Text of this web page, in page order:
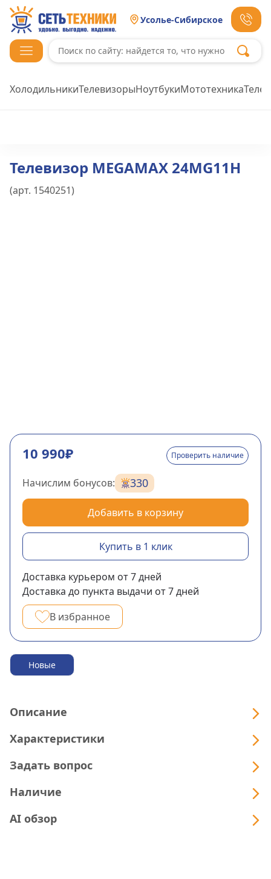
Усолье-Сибирское
ХолодильникиТелевизорыНоутбукиМототехника
Телевизор MEGAMAX 24MG11H
(арт. 1540251)
10 990₽ Проверить наличие
Начислим бонусов: 330
Добавить в корзину
Купить в 1 клик
Доставка курьером от 7дней
Доставка до пункта выдачи от 7дней
В избранное
Новые
Описание
Характеристики
Задать вопрос
Наличие
AI обзор